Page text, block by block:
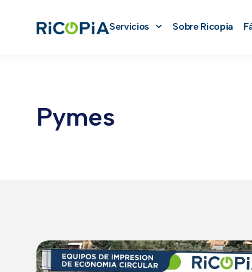
Servicios Sobre Ricopia
Pymes